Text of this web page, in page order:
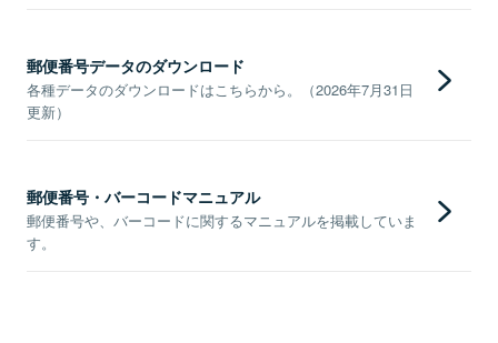
郵便番号データのダウンロード
各種データのダウンロードはこちらから。（2026年7月31日
更新）
郵便番号・バーコードマニュアル
郵便番号や、バーコードに関するマニュアルを掲載していま
す。